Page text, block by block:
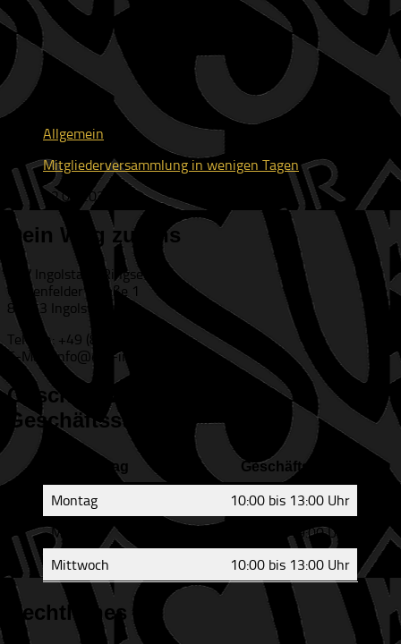
Allgemein
Mitgliederversammlung in wenigen Tagen
02.06.2026
Dein Weg zu uns
ESV Ingolstadt-Ringsee e.V.
Geisenfelder Straße 1
85053 Ingolstadt
Telefon: +49 (841) 65313
E-Mail: info@esv-ingolstadt.de
Geschäftszeiten der ESV-
Geschäftsstelle
Wochentag Geschäftszeiten
Montag
10:00 bis 13:00 Uhr
Montag
17:00 bis 19:00 Uhr
Mittwoch
10:00 bis 13:00 Uhr
Rechtliches